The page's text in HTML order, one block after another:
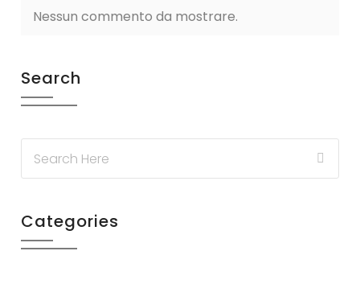
Nessun commento da mostrare.
Search
Categories